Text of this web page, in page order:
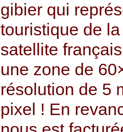
gibier qui
touristique de
satellite
une zone de
résolution de 5
pixel ! En